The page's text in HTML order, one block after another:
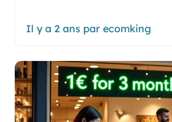
Il y a 2 ans par ecomking